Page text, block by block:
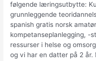
følgende læringsutbytte:
grunnleggende
spanish gratis norsk
kompetanseplanlegging, -
ressurser i helse og
og vi har en datter på 2 år.